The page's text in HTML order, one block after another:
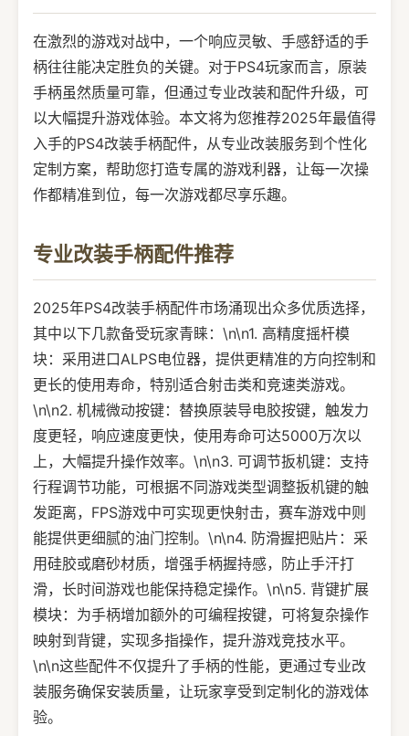
在激烈的游戏对战中，一个响应灵敏、手感舒适的手
柄往往能决定胜负的关键。对于PS4玩家而言，原装
手柄虽然质量可靠，但通过专业改装和配件升级，可
以大幅提升游戏体验。本文将为您推荐2025年最值得
入手的PS4改装手柄配件，从专业改装服务到个性化
定制方案，帮助您打造专属的游戏利器，让每一次操
作都精准到位，每一次游戏都尽享乐趣。
专业改装手柄配件推荐
2025年PS4改装手柄配件市场涌现出众多优质选择，
其中以下几款备受玩家青睐：\n\n1. 高精度摇杆模
块：采用进口ALPS电位器，提供更精准的方向控制和
更长的使用寿命，特别适合射击类和竞速类游戏。
\n\n2. 机械微动按键：替换原装导电胶按键，触发力
度更轻，响应速度更快，使用寿命可达5000万次以
上，大幅提升操作效率。\n\n3. 可调节扳机键：支持
行程调节功能，可根据不同游戏类型调整扳机键的触
发距离，FPS游戏中可实现更快射击，赛车游戏中则
能提供更细腻的油门控制。\n\n4. 防滑握把贴片：采
用硅胶或磨砂材质，增强手柄握持感，防止手汗打
滑，长时间游戏也能保持稳定操作。\n\n5. 背键扩展
模块：为手柄增加额外的可编程按键，可将复杂操作
映射到背键，实现多指操作，提升游戏竞技水平。
\n\n这些配件不仅提升了手柄的性能，更通过专业改
装服务确保安装质量，让玩家享受到定制化的游戏体
验。